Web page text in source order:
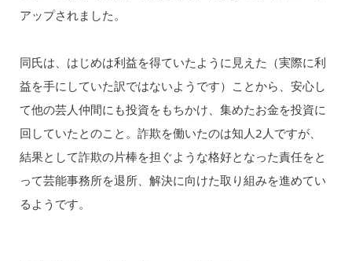
アップされました。
同氏は、はじめは利益を得ていたように見えた（実際に利
益を手にしていた訳ではないようです）ことから、安心し
て他の芸人仲間にも投資をもちかけ、集めたお金を投資に
回していたとのこと。詐欺を働いたのは知人2人ですが、
結果として詐欺の片棒を担ぐような格好となった責任をと
って芸能事務所を退所、解決に向けた取り組みを進めてい
るようです。